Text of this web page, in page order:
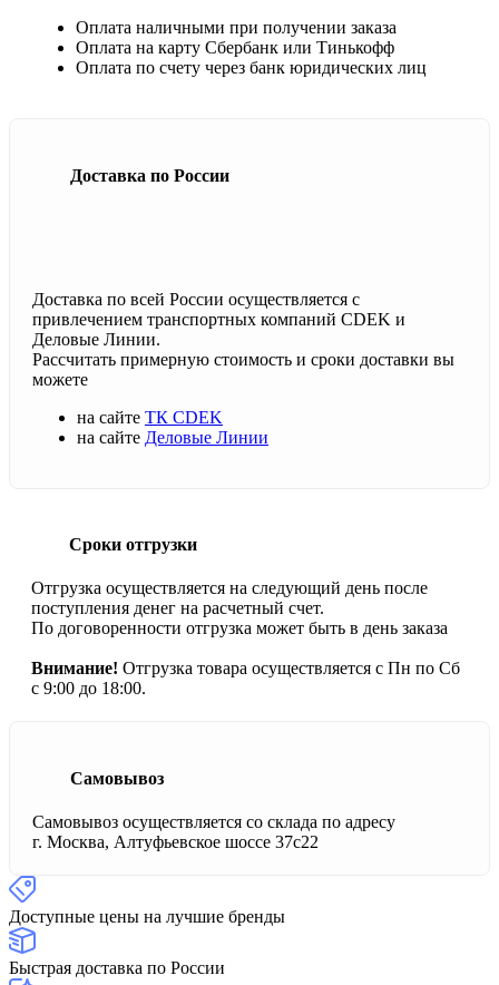
Оплата наличными при получении заказа
Оплата на карту Сбербанк или Тинькофф
Оплата по счету через банк юридических лиц
Доставка по России
Доставка по всей России осуществляется с
привлечением транспортных компаний CDEK и
Деловые Линии.
Рассчитать примерную стоимость и сроки доставки вы
можете
на сайте ТК CDEK
на сайте Деловые Линии
Сроки отгрузки
Отгрузка осуществляется на следующий день после
поступления денег на расчетный счет.
По договоренности отгрузка может быть в день заказа
Внимание! Отгрузка товара осуществляется с Пн по Сб
с 9:00 до 18:00.
Самовывоз
Самовывоз осуществляется со склада по адресу
г. Москва, Алтуфьевское шоссе 37с22
Доступные цены на лучшие бренды
Быстрая доставка по России